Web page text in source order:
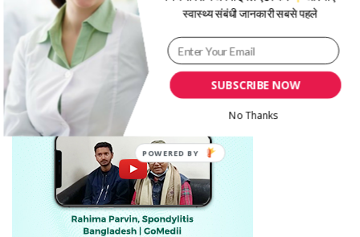
SUBSCRIBE NOW
स्वास्थ्य संबंधी जानकारी सबसे पहले
No Thanks
POWERED BY